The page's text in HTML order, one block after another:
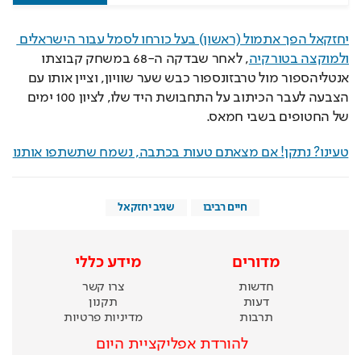
יחזקאל הפך אתמול (ראשון) בעל כורחו לסמל עבור הישראלים
ולמוקצה בטורקיה
, לאחר שבדקה ה-68 במשחק קבוצתו
אנטליהספור מול טרבזונספור כבש שער שוויון, וציין אותו עם
הצבעה לעבר הכיתוב על התחבושת היד שלו, לציון 100 ימים
של החטופים בשבי חמאס.
טעינו? נתקן! אם מצאתם טעות בכתבה, נשמח שתשתפו אותנו
חיים רביבו שגיב יחזקאל
מדורים
חדשות
דעות
תרבות
מידע כללי
צרו קשר
תקנון
מדיניות פרטיות
להורדת אפליקציית היום